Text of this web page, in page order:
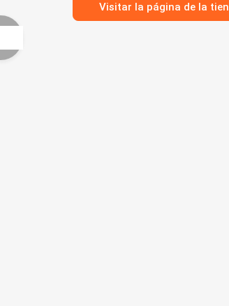
Visitar la página de la